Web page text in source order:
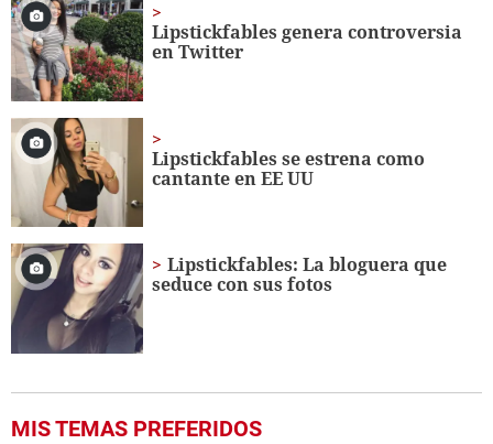
minute,
24
seconds
Lipstickfables genera controversia
en Twitter
Lipstickfables se estrena como
cantante en EE UU
Lipstickfables: La bloguera que
seduce con sus fotos
MIS TEMAS PREFERIDOS